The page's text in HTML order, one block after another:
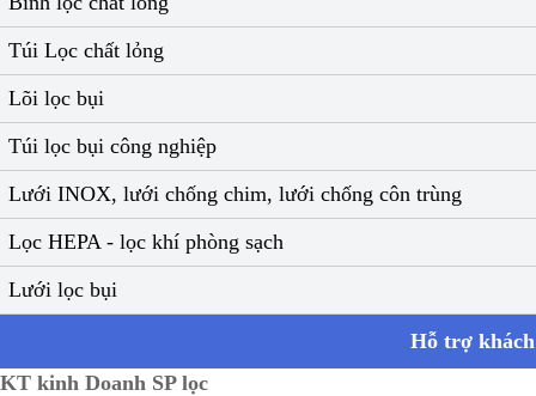
Túi Lọc chất lỏng
Lõi lọc bụi
Túi lọc bụi công nghiệp
Lưới INOX, lưới chống chim, lưới chống côn trùng
Lọc HEPA - lọc khí phòng sạch
Lưới lọc bụi
Hỗ trợ
KT kinh Doanh SP lọc